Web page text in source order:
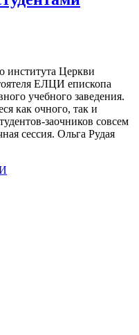
института Церкви
ЕЛЦИ епископа
учебного заведения.
как очного, так и
заочников совсем
сессия. Ольга Рудая